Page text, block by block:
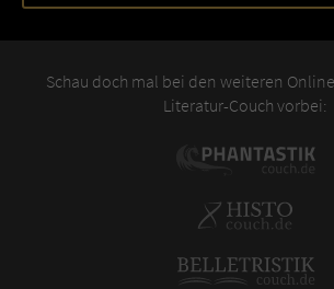
Schau doch mal bei den weiteren
Literatur-Couch vorbei: